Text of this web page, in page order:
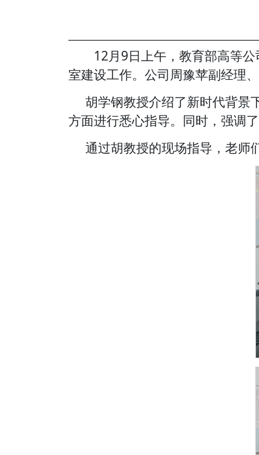
12月9日上午，教育部高等
室建设工作。公司周豫苹副经理
胡学钢教授介绍了新时代背景
方面进行悉心指导。同时，强调
通过胡教授的现场指导，老师